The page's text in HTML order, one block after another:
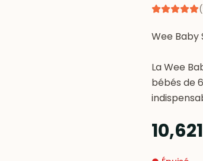
(
Wee Baby
La Wee
bébés de
10,621